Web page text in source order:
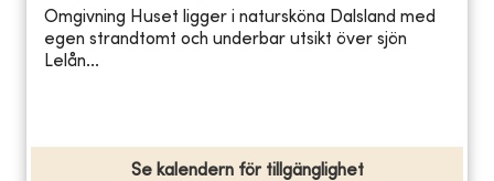
Omgivning Huset ligger i natursköna Dalsland med
egen strandtomt och underbar utsikt över sjön
Lelån...
Se kalendern för tillgänglighet